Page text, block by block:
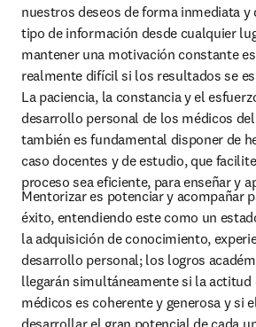
nuestros deseos de forma inmediata y
tipo de información desde cualquier
mantener una motivación constante
realmente difícil si los resultados se
La paciencia, la constancia y el
desarrollo personal de los médicos
también es fundamental disponer de
caso docentes y de estudio, que
proceso sea eficiente, para enseñar y
Mentorizar es potenciar y acompañar
éxito, entendiendo este como un
la adquisición de conocimiento,
desarrollo personal; los logros
llegarán simultáneamente si la
médicos es coherente y generosa y si
desarrollar el gran potencial de cada